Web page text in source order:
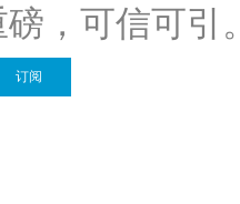
，可信可引
订阅